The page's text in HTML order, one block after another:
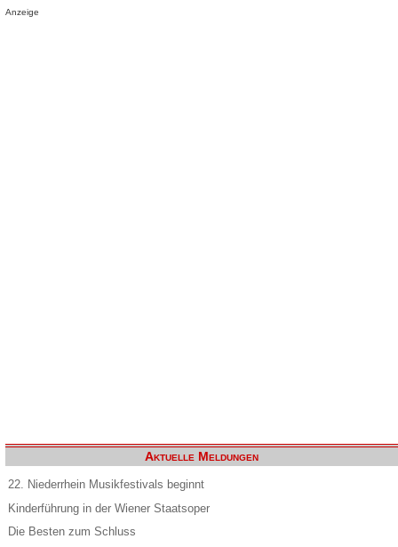
Anzeige
Aktuelle Meldungen
22. Niederrhein Musikfestivals beginnt
Kinderführung in der Wiener Staatsoper
Die Besten zum Schluss